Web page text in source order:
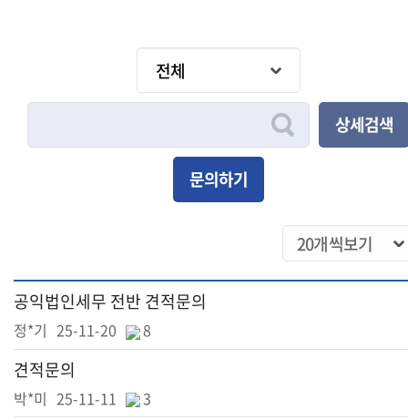
상세검색
문의하기
공익법인세무 전반 견적문의
정*기 25-11-20 8
견적문의
박*미 25-11-11 3